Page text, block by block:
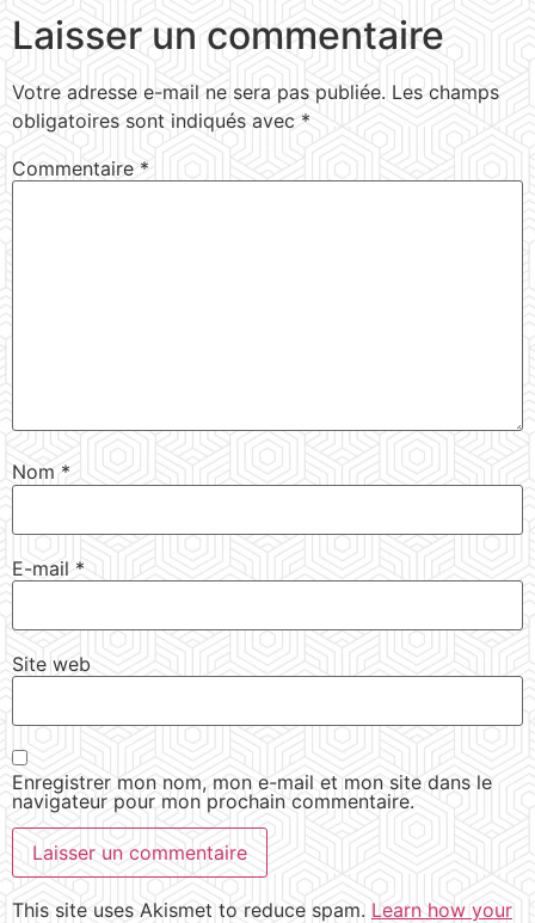
Laisser un commentaire
Votre adresse e-mail ne sera pas publiée. Les champs
obligatoires sont indiqués avec *
Commentaire *
Nom *
E-mail *
Site web
Enregistrer mon nom, mon e-mail et mon site dans le
navigateur pour mon prochain commentaire.
This site uses Akismet to reduce spam. Learn how your